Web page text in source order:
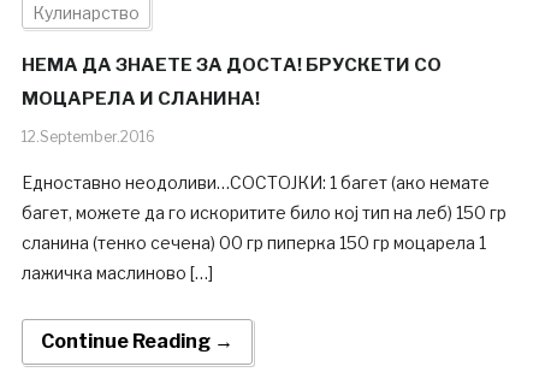
Кулинарство
НЕМА ДА ЗНАЕТЕ ЗА ДОСТА! БРУСКЕТИ СО
МОЦАРЕЛА И СЛАНИНА!
12.September.2016
Едноставно неодоливи…СОСТОЈКИ: 1 багет (ако немате
багет, можете да го искоритите било кој тип на леб) 150 гр
сланина (тенко сечена) 00 гр пиперка 150 гр моцарела 1
лажичка маслиново […]
Continue Reading →